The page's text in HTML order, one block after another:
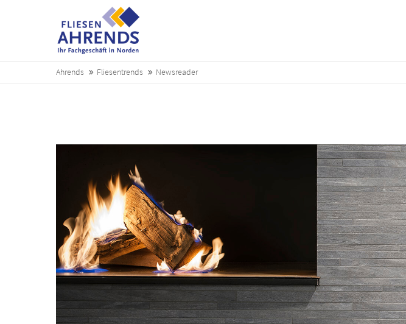
Login
Benutzername
Anmelden
Register|Lost your password?
Lorem ipsum dolor sit amet:
We offer support for our customers
Mon - Fri 8:00am - 5:00pm(GMT +1)
Ahrends Fliesentrends Newsreader